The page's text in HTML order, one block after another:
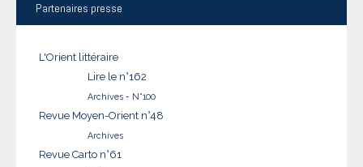
Partenaires presse
L'Orient littéraire
Lire le n°162
Archives - N°100
Revue Moyen-Orient n°48
Archives
Revue Carto n°61